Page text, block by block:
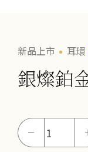
新品上市 耳環
銀燦鉑
－
燦